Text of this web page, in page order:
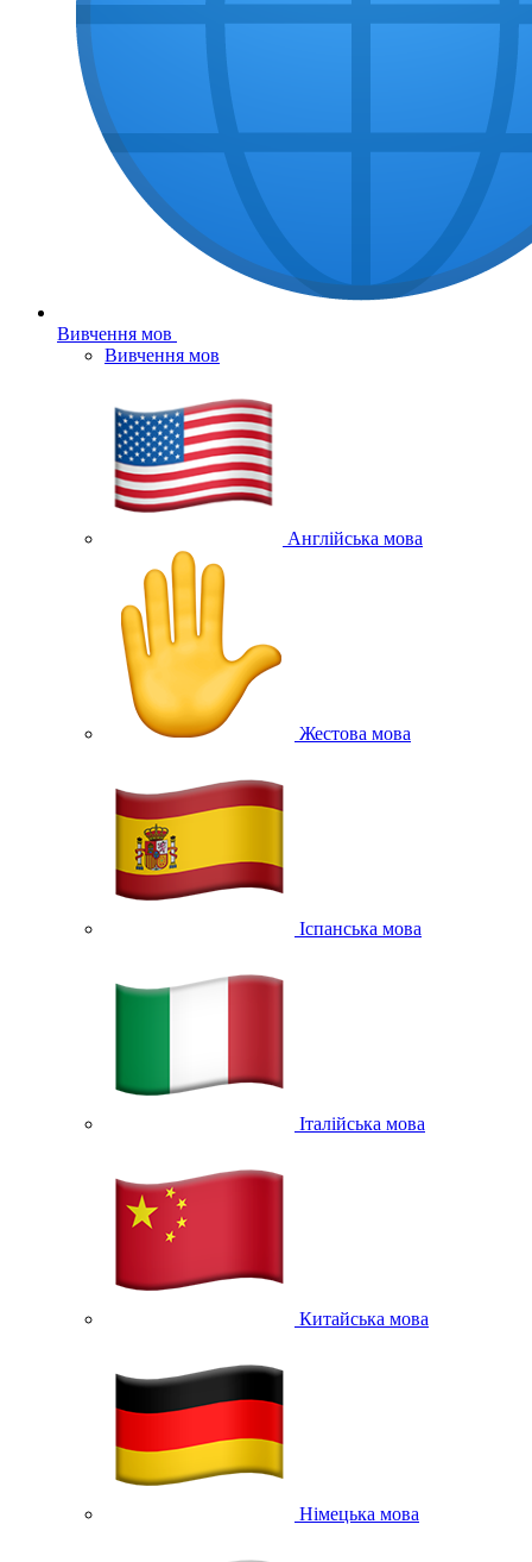
Вивчення мов
Вивчення мов
Англійська мова
Жестова мова
Іспанська мова
Італійська мова
Китайська мова
Німецька мова